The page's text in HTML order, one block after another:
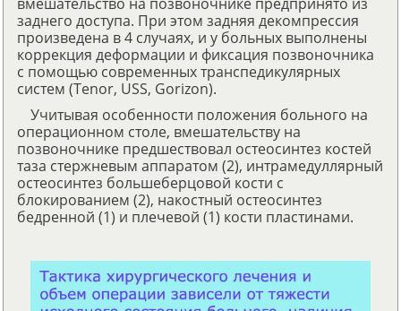
заднего доступа. При этом задняя декомпрессия
произведена в 4 случаях, и у больных выполнены
коррекция деформации и фиксация позвоночника
с помощью современных транспедикулярных
систем (Tenor, USS, Gorizon).
Учитывая особенности положения больного на
операционном столе, вмешательству на
позвоночнике предшествовал остеосинтез костей
таза стержневым аппаратом (2), интрамедуллярный
остеосинтез большеберцовой кости с
блокированием (2), накостный остеосинтез
бедренной (1) и плечевой (1) кости пластинами.